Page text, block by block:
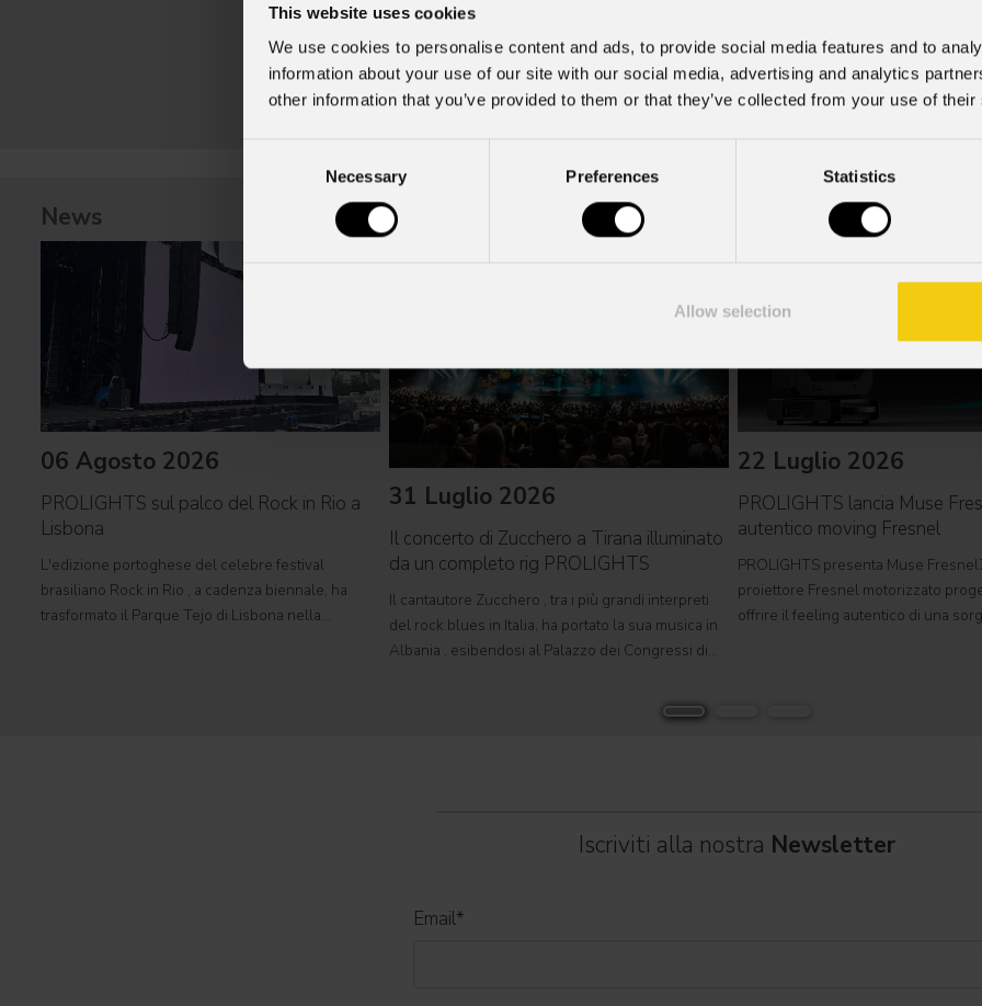
This website uses cookies
We use cookies to personalise content and ads, to provide social media features and to
information about your use of our site with our social media, advertising and analytics
other information that you’ve provided to them or that they’ve collected from your use of
Necessary Preferences Statistics
Allow selection
Mzx84
News
06 Agosto 2026
PROLIGHTS sul palco del Rock in Rio a
Lisbona
L'edizione portoghese del celebre festival
brasiliano Rock in Rio , a cadenza biennale, ha
trasformato il Parque Tejo di Lisbona nella
31 Luglio 2026
Il concerto di Zucchero a Tirana illuminato
da un completo rig PROLIGHTS
Il cantautore Zucchero , tra i più grandi interpreti
del rock blues in Italia, ha portato la sua musica in
Albania , esibendosi al Palazzo dei Congressi di
World Tour 2026 " e registrando il tutto esaurito
22 Luglio 2026
PROLIGHTS lancia Muse
autentico moving Fresnel
PROLIGHTS presenta Muse
proiettore Fresnel motorizzato
offrire il feeling autentico di una
Iscriviti alla nostra Newsletter
Email*